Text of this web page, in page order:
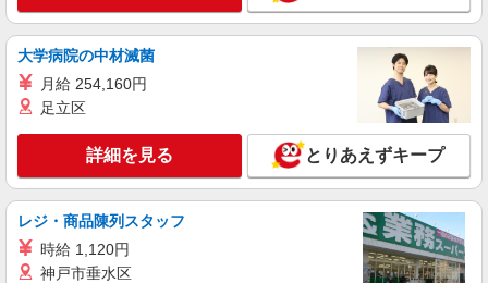
大学病院の中材滅菌
月給 254,160円
足立区
詳細を見る とりあえずキープ
レジ・商品陳列スタッフ
時給 1,120円
神戸市垂水区